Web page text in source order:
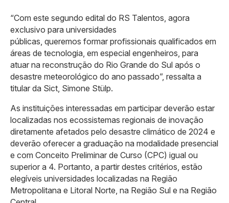
“Com este segundo edital do RS Talentos, agora
exclusivo para universidades
públicas, queremos formar profissionais qualificados em
áreas de tecnologia, em especial engenheiros, para
atuar na reconstrução do Rio Grande do Sul após o
desastre meteorológico do ano passado”, ressalta a
titular da Sict, Simone Stülp.
As instituições interessadas em participar deverão estar
localizadas nos ecossistemas regionais de inovação
diretamente afetados pelo desastre climático de 2024 e
deverão oferecer a graduação na modalidade presencial
e com Conceito Preliminar de Curso (CPC) igual ou
superior a 4. Portanto, a partir destes critérios, estão
elegíveis universidades localizadas na Região
Metropolitana e Litoral Norte, na Região Sul e na Região